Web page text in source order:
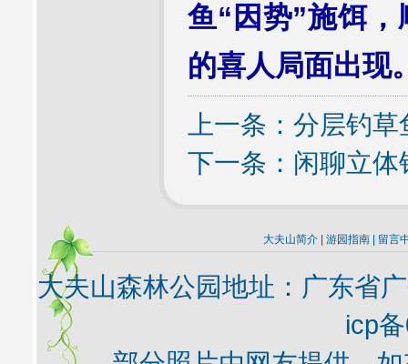
鱼“因势”施饵
的喜人局面出现
上一条： 分层钓草
下一条： 闲聊立体
大夫山简介 游园指南 留言
大夫山森林公园地址：广东省
icp